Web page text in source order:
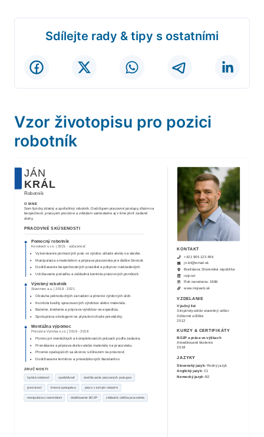
Sdílejte rady & tipy s ostatními
Vzor životopisu pro pozici
robotník
JÁN
KRÁL
Robotník
O MNE
Som fyzicky zdatný a spoľahlivý robotník. Dodržujem pracovné postupy, dbám na
bezpečnosť, pracujem precízne a zvládam samostatne aj v tíme plniť zadané
úlohy.
PRACOVNÉ SKÚSENOSTI
Pomocný robotník
Kovotech s.r.o. | 2021 - súčasnosť
Vykonávanie pomocných prác vo výrobe, sklade alebo na stavbe.
Manipulácia s materiálom a príprava pracoviska pre ďalšie činnosti.
Dodržiavanie bezpečnostných pravidiel a pokynov nadriadených.
Udržiavanie poriadku a základná kontrola pracovných pomôcok.
Výrobný robotník
Stavimex a.s. |2018 -2021
Obsluha jednoduchých zariadení a plnenie výrobných úloh.
Kontrola kvality spracovaných výrobkov alebo materiálu.
Balenie, triedenie a príprava výrobkov na expedíciu.
Spolupráca s kolegami na plynulom chode prevádzky.
Montážna výpomoc
Precizna Vyroba s.r.o. |2016 -2018
Pomoc pri montážnych a kompletovacích prácach podľa zadania.
Prenášanie a príprava dielov alebo materiálu na pracovisku.
Plnenie opakujúcich sa úkonov s dôrazom na presnosť.
Dodržiavanie termínov a prevádzkových štandardov.
ZRUČNOSTI
fyzická zdatnosť spoľahlivosť dodržiavanie pracovných postupov
precíznosť tímová spolupráca práca s ručným náradím
manipulácia s materiálom dodržiavanie BOZP základná údržba pracoviska
KONTAKT
+421 905 123 456
jn.krl@email.sk
Bratislava, Slovenská republika
in/jn.krl
Rok narodenia: 1986
www.mojweb.sk
VZDELANIE
Výučný list
Strojársky alebo stavebný odbor
Odborné učilište
2012
KURZY & CERTIFIKÁTY
BOZP a práca vo výškach
Akreditované školenie
2018
JAZYKY
Slovenský jazyk: Rodný jazyk
Anglický jazyk: C1
Nemecký jazyk: B2